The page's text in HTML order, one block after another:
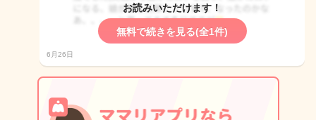
お読みいただけます！
無料で続きを見る(全1件)
6月26日